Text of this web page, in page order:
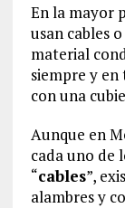
En la mayor
usan cables
material
siempre y
con una
Aunque en
cada uno de
“cables”,
alambres y